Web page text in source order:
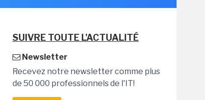
SUIVRE TOUTE L'ACTUALITÉ
Newsletter
Recevez notre newsletter comme plus
de 50 000 professionnels de l'IT!